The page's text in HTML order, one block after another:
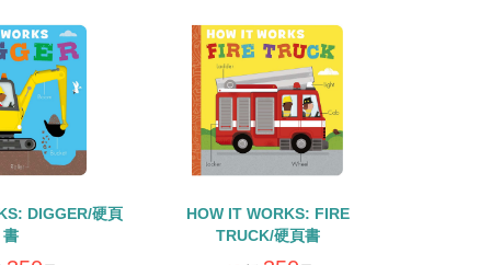
DIGGER/硬頁
書
HOW IT WORKS: FIRE
TRUCK/硬頁書